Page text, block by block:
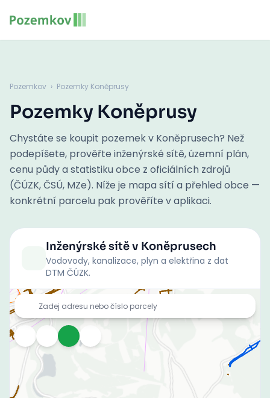
Pozemkov › Pozemky Koněprusy
Pozemky Koněprusy
Chystáte se koupit pozemek v Koněprusech? Než
podepíšete, prověřte inženýrské sítě, územní plán,
cenu půdy a statistiku obce z oficiálních zdrojů
(ČÚZK, ČSÚ, MZe). Níže je mapa sítí a přehled obce —
konkrétní parcelu pak prověříte v aplikaci.
Inženýrské sítěv Koněprusech
Vodovody, kanalizace, plyn a elektřina z dat
DTM ČÚZK.